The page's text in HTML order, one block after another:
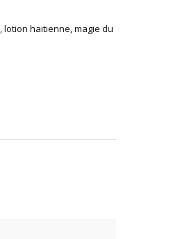
,lotion haitienne,magie du